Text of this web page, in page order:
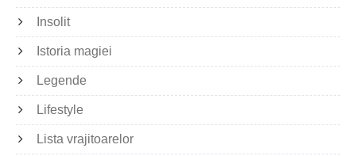
Insolit
Istoria magiei
Legende
Lifestyle
Lista vrajitoarelor